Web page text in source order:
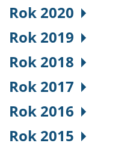
Rok 2020
Rok 2019
Rok 2018
Rok 2017
Rok 2016
Rok 2015